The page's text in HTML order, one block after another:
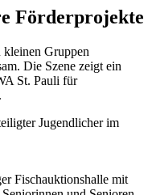
Förderprojekte
Jugendlicher im